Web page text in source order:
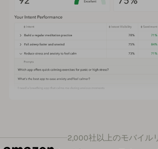
2,000社以上のモバイル